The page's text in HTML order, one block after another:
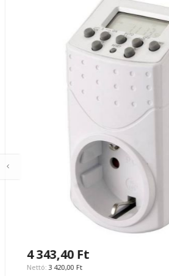
4 343,40 Ft
3 420,00 Ft